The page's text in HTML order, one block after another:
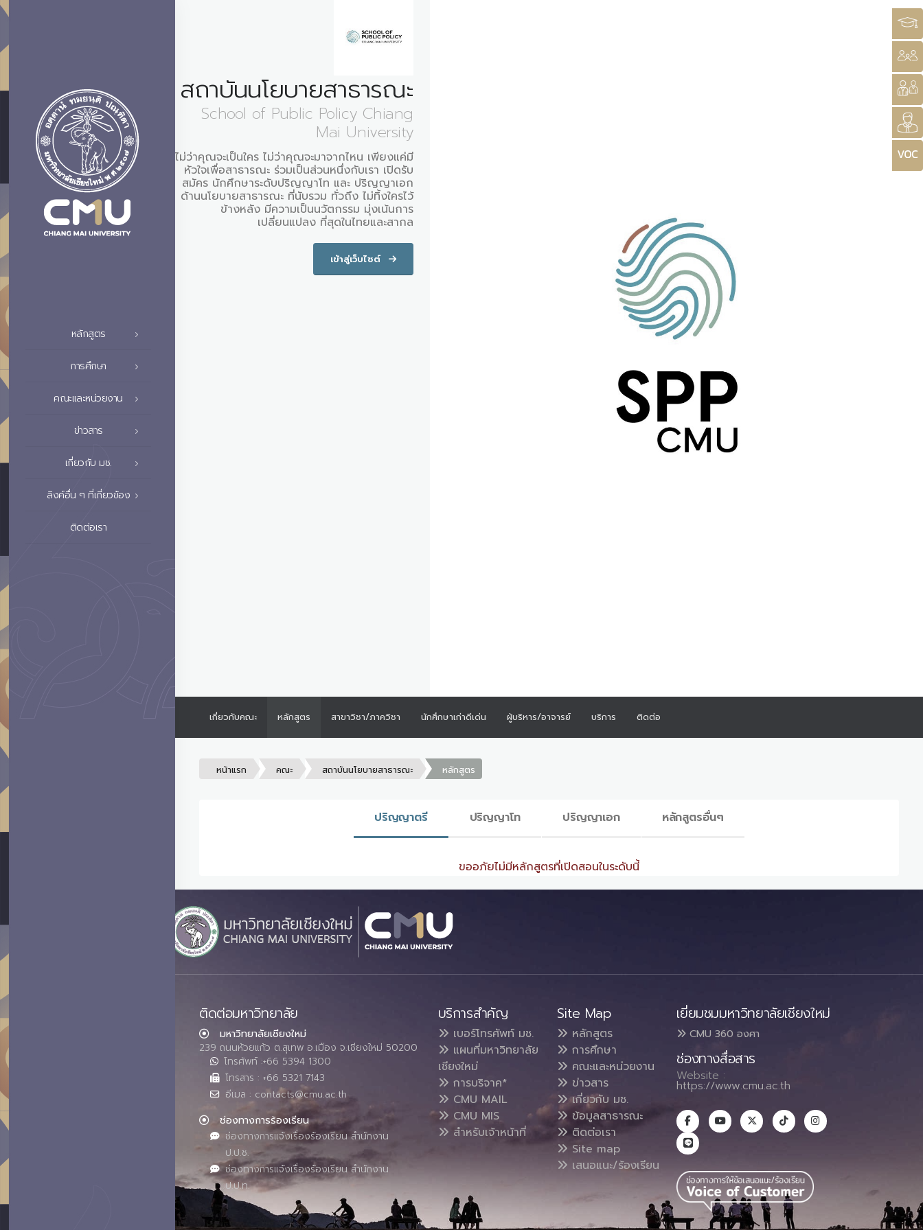
หลักสูตร
การศึกษา
คณะและหน่วยงาน
ข่าวสาร
เกี่ยวกับ มช.
ลิงค์อื่น ๆ ที่เกี่ยวข้อง
ติดต่อเรา
สถาบันนโยบายสาธารณะ
School of Public Policy Chiang
Mai University
ไม่ว่าคุณจะเป็นใคร ไม่ว่าคุณจะมาจากไหน เพียงแค่มี
หัวใจเพื่อสาธารณะ ร่วมเป็นส่วนหนึ่งกับเรา เปิดรับ
สมัคร นักศึกษาระดับปริญญาโท และ ปริญญาเอก
ด้านนโยบายสาธารณะ ที่นับรวม ทั่วถึง ไม่ทิ้งใครไว้
ข้างหลัง มีความเป็นนวัตกรรม มุ่งเน้นการ
เปลี่ยนแปลง ที่สุดในไทยและสากล
เข้าสู่เว็บไซต์
เกี่ยวกับคณะ หลักสูตร สาขาวิชา/ภาควิชา นักศึกษาเก่าดีเด่น ผู้บริหาร/อาจารย์ บริการ ติดต่อ
หน้าแรก คณะ สถาบันนโยบายสาธารณะ หลักสูตร
ปริญญาตรี ปริญญาโท ปริญญาเอก หลักสูตรอื่นๆ
ขออภัยไม่มีหลักสูตรที่เปิดสอนในระดับนี้
ติดต่อมหาวิทยาลัย
มหาวิทยาลัยเชียงใหม่
239 ถนนห้วยแก้ว ต.สุเทพ อ.เมือง จ.เชียงใหม่ 50200
โทรศัพท์ :+66 5394 1300
โทรสาร : +66 5321 7143
อีเมล : contacts@cmu.ac.th
ช่องทางการร้องเรียน
ช่องทางการแจ้งเรื่องร้องเรียน สำนักงาน
ป.ป.ช.
ช่องทางการแจ้งเรื่องร้องเรียน สำนักงาน
ป.ป.ท.
บริการสำคัญ
เบอร์โทรศัพท์ มช.
แผนที่มหาวิทยาลัย
เชียงใหม่
การบริจาค*
CMU MAIL
CMU MIS
สำหรับเจ้าหน้าที่
Site Map
หลักสูตร
การศึกษา
คณะและหน่วยงาน
ข่าวสาร
เกี่ยวกับ มช.
ข้อมูลสาธารณะ
ติดต่อเรา
Site map
เสนอแนะ/ร้องเรียน
เยี่ยมชมมหาวิทยาลัยเชียงใหม่
CMU 360 องศา
ช่องทางสื่อสาร
Website :
https://www.cmu.ac.th